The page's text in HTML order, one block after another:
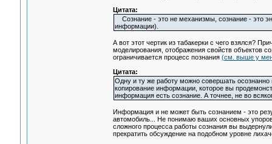
Цитата:
Сознание - это не механизмы, сознание - это
информации).
А вот этот чертик из табакерки с чего взялся?
моделирования, отображения свойств объектов
ограничивается процесс познания (см. выше у
Цитата:
Одну и ту же работу можно совершать осознанно
копирование информации, которое вы
информация есть сознание. А точнее, не во
Информация и не может быть сознанием - это
автомобиль... Не понимаю ваших основных
сложного процесса работы сознания вы
прекратить обсуждение на подобном уровне